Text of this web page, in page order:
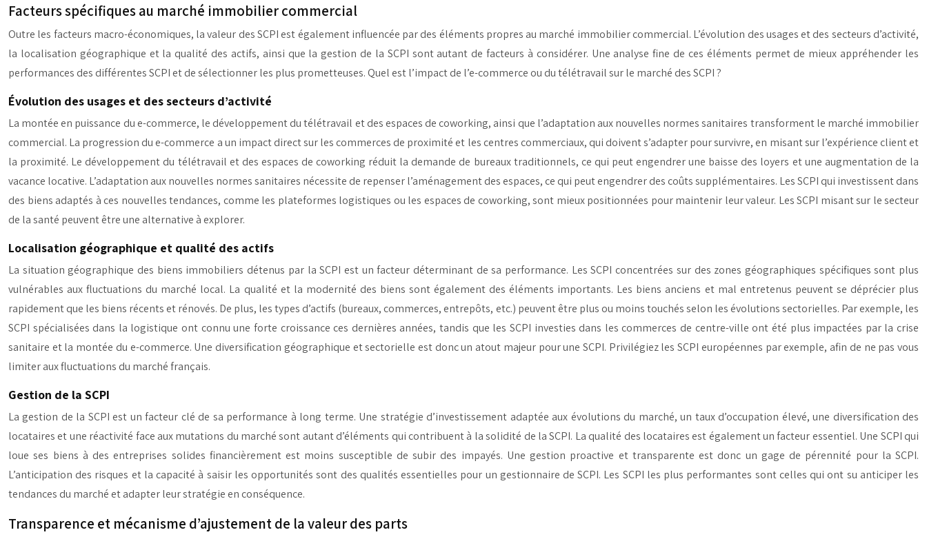
Facteurs spécifiques au marché immobilier commercial
Outre les facteurs macro-économiques, la valeur des SCPI est également influencée par des éléments propres au marché immobilier commercial. L’évolution des usages et des secteurs d’activité,
la localisation géographique et la qualité des actifs, ainsi que la gestion de la SCPI sont autant de facteurs à considérer. Une analyse fine de ces éléments permet de mieux appréhender les
performances des différentes SCPI et de sélectionner les plus prometteuses. Quel est l’impact de l’e-commerce ou du télétravail sur le marché des SCPI ?
Évolution des usages et des secteurs d’activité
La montée en puissance du e-commerce, le développement du télétravail et des espaces de coworking, ainsi que l’adaptation aux nouvelles normes sanitaires transforment le marché immobilier
commercial. La progression du e-commerce a un impact direct sur les commerces de proximité et les centres commerciaux, qui doivent s’adapter pour survivre, en misant sur l’expérience client et
la proximité. Le développement du télétravail et des espaces de coworking réduit la demande de bureaux traditionnels, ce qui peut engendrer une baisse des loyers et une augmentation de la
vacance locative. L’adaptation aux nouvelles normes sanitaires nécessite de repenser l’aménagement des espaces, ce qui peut engendrer des coûts supplémentaires. Les SCPI qui investissent dans
des biens adaptés à ces nouvelles tendances, comme les plateformes logistiques ou les espaces de coworking, sont mieux positionnées pour maintenir leur valeur. Les SCPI misant sur le secteur
de la santé peuvent être une alternative à explorer.
Localisation géographique et qualité des actifs
La situation géographique des biens immobiliers détenus par la SCPI est un facteur déterminant de sa performance. Les SCPI concentrées sur des zones géographiques spécifiques sont plus
vulnérables aux fluctuations du marché local. La qualité et la modernité des biens sont également des éléments importants. Les biens anciens et mal entretenus peuvent se déprécier plus
rapidement que les biens récents et rénovés. De plus, les types d’actifs (bureaux, commerces, entrepôts, etc.) peuvent être plus ou moins touchés selon les évolutions sectorielles. Par exemple, les
SCPI spécialisées dans la logistique ont connu une forte croissance ces dernières années, tandis que les SCPI investies dans les commerces de centre-ville ont été plus impactées par la crise
sanitaire et la montée du e-commerce. Une diversification géographique et sectorielle est donc un atout majeur pour une SCPI. Privilégiez les SCPI européennes par exemple, afin de ne pas vous
limiter aux fluctuations du marché français.
Gestion de la SCPI
La gestion de la SCPI est un facteur clé de sa performance à long terme. Une stratégie d’investissement adaptée aux évolutions du marché, un taux d’occupation élevé, une diversification des
locataires et une réactivité face aux mutations du marché sont autant d’éléments qui contribuent à la solidité de la SCPI. La qualité des locataires est également un facteur essentiel. Une SCPI qui
loue ses biens à des entreprises solides financièrement est moins susceptible de subir des impayés. Une gestion proactive et transparente est donc un gage de pérennité pour la SCPI.
L’anticipation des risques et la capacité à saisir les opportunités sont des qualités essentielles pour un gestionnaire de SCPI. Les SCPI les plus performantes sont celles qui ont su anticiper les
tendances du marché et adapter leur stratégie en conséquence.
Transparence et mécanisme d’ajustement de la valeur des parts